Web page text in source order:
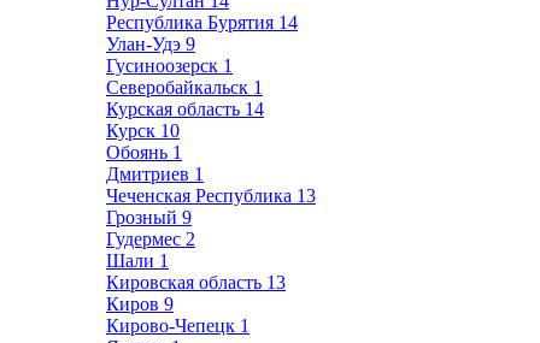
Республика Бурятия 14
Улан-Удэ 9
Гусиноозерск 1
Северобайкальск 1
Курская область 14
Курск 10
Обоянь 1
Дмитриев 1
Чеченская Республика 13
Грозный 9
Гудермес 2
Шали 1
Кировская область 13
Киров 9
Кирово-Чепецк 1